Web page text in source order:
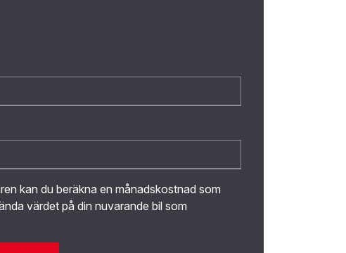
kan du beräkna en månadskostnad som
värdet på din nuvarande bil som